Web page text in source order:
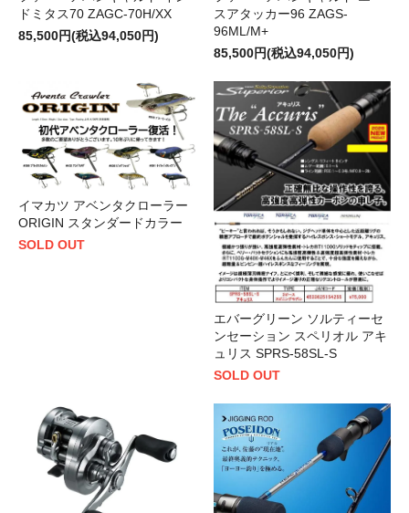
ドミタス70 ZAGC-70H/XX
85,500円(税込94,050円)
スアタッカー96 ZAGS-
96ML/M+
85,500円(税込94,050円)
イマカツ アベンタクローラー
ORIGIN スタンダードカラー
SOLD OUT
エバーグリーン ソルティーセ
ンセーション スペリオル アキ
ュリス SPRS-58SL-S
SOLD OUT